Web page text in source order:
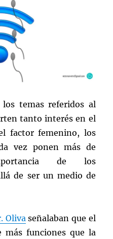
temas referidos al
tanto interés en el
factor femenino, los
vez ponen más de
de los
de ser un medio de
Oliva señalaban que el
más funciones que la